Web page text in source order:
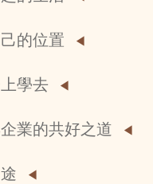
的位置
學去
業的共好之道